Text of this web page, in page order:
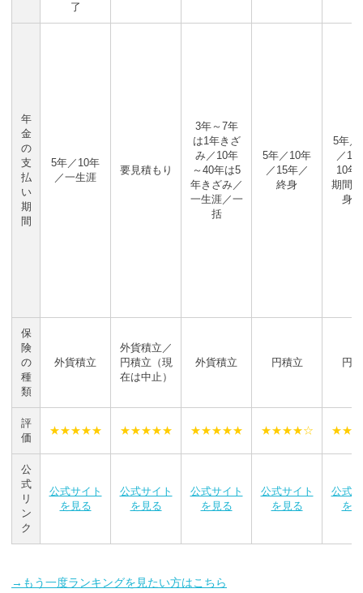
了
年
金
の
支
払
い
期
間
5年／10年
／一生涯
要見積もり
3年～7年
は1年きざ
み／10年
～40年は5
年きざみ／
一生涯／一
括
5年／10年
／15年／
終身
5年／
／15
10年
期間
身
保
険
の
種
類
外貨積立
外貨積立／
円積立（現
在は中止）
外貨積立 円積立 円
評
価
★★★★★ ★★★★★ ★★★★★ ★★★★☆
公
式
リ
ン
ク
公式サイト
を見る
公式サイト
を見る
公式サイト
を見る
公式サイト
を見る
公式
を
→もう一度ランキングを見たい方はこちら